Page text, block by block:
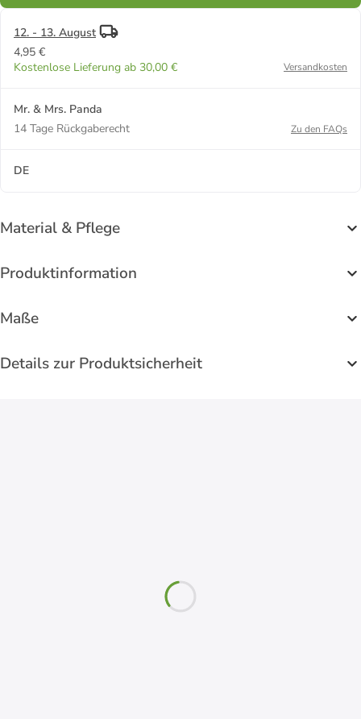
12. - 13. August
4,95 €
Kostenlose Lieferung ab 30,00 €
Versandkosten
Mr. & Mrs. Panda
14 Tage Rückgaberecht
Zu den FAQs
DE
Material & Pflege
Produktinformation
Maße
Details zur Produktsicherheit